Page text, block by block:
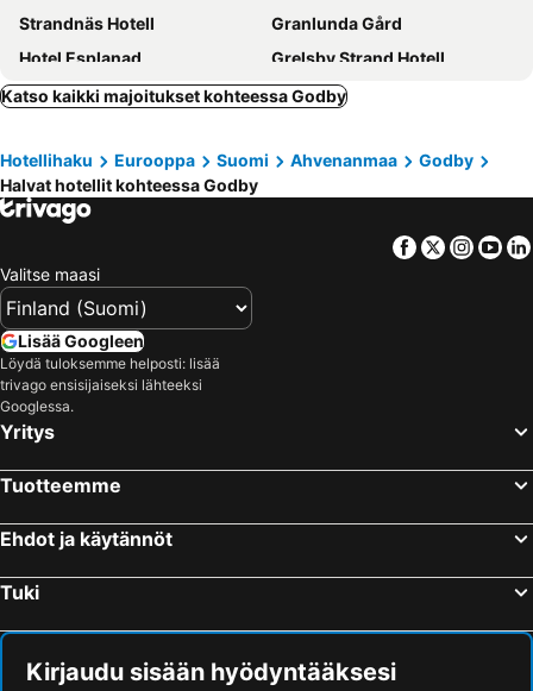
Strandnäs Hotell
Granlunda Gård
Hotel Esplanad
Grelsby Strand Hotell
Björnhofvda Gård
Norrö Holiday Village
Katso kaikki majoitukset kohteessa Godby
Hotellihaku Eurooppa Suomi Ahvenanmaa
Godby
Halvat hotellit kohteessa Godby
Facebook
Twitter
Valitse maasi
Lisää Googleen
Löydä tuloksemme helposti: lisää
trivago ensisijaiseksi lähteeksi
Googlessa.
Yritys
Tuotteemme
Ehdot ja käytännöt
Tuki
Kirjaudu sisään hyödyntääksesi